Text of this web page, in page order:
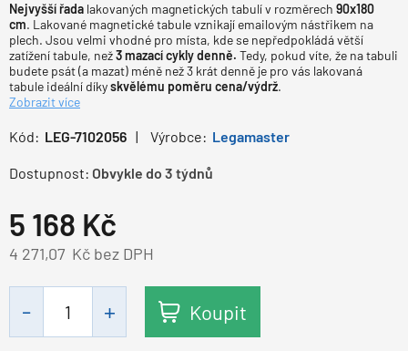
Nejvyšší řada lakovaných magnetických tabulí v rozměrech 90x180
cm. Lakované magnetické tabule vznikají emailovým nástřikem na
plech. Jsou velmi vhodné pro místa, kde se nepředpokládá větší
zatížení tabule, než3 mazací cykly denně. Tedy, pokud víte, že na tabuli
budete psát (a mazat) méně než 3 krát denně je pro vás lakovaná
tabule ideální díkyskvělému poměru cena/výdrž.
Zobrazit více
Kód: LEG-7102056 Výrobce: Legamaster
Dostupnost: Obvykle do 3 týdnů
5 168 Kč
Kč bez DPH
4 271,07
Koupit